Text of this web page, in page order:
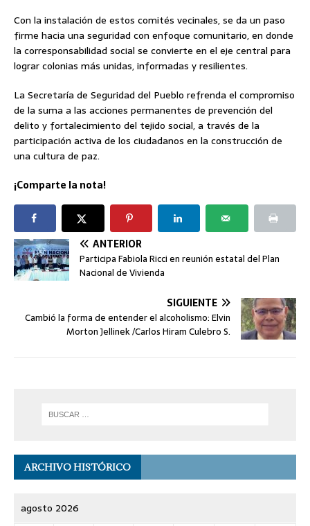
Con la instalación de estos comités vecinales, se da un paso
firme hacia una seguridad con enfoque comunitario, en donde
la corresponsabilidad social se convierte en el eje central para
lograr colonias más unidas, informadas y resilientes.
La Secretaría de Seguridad del Pueblo refrenda el compromiso
de la suma a las acciones permanentes de prevención del
delito y fortalecimiento del tejido social, a través de la
participación activa de los ciudadanos en la construcción de
una cultura de paz.
¡Comparte la nota!
ANTERIOR
Participa Fabiola Ricci en reunión estatal del Plan
Nacional de Vivienda
SIGUIENTE
Cambió la forma de entender el alcoholismo: Elvin
Morton Jellinek /Carlos Hiram Culebro S.
ARCHIVO HISTÓRICO
agosto 2026